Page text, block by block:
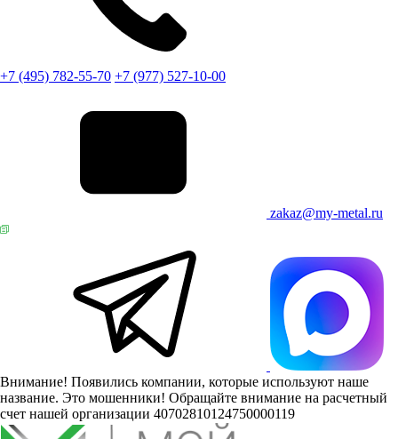
+7 (495) 782-55-70 +7 (977) 527-10-00
zakaz@my-metal.ru
Внимание! Появились компании, которые используют наше
название. Это мошенники! Обращайте внимание на расчетный
счет нашей организации 40702810124750000119